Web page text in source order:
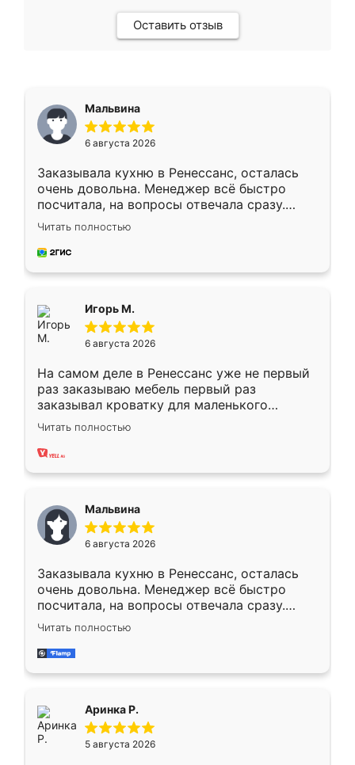
Оставить отзыв
Мальвина
6 августа 2026
Заказывала кухню в Ренессанс, осталась
очень довольна. Менеджер всё быстро
посчитала, на вопросы отвечала сразу.
Замерщик приехал в субботу, подошёл к
делу со всей ответственностью. Собрали
за день, ребята работали аккуратно, даже
Читать полностью
Игорь М.
6 августа 2026
На самом деле в Ренессанс уже не первый
раз заказываю мебель первый раз
заказывал кроватку для маленького
ребёнка при его рождении ,во второй раз
заказал шкаф-купе. По качеству очень
хорошее сборка достаточно быстрая,
меньше, здесь же он более разнообразный.
Мне нравится ,если что-то потребуется из
мебели буду заказывать только здесь.
Читать полностью
Мальвина
6 августа 2026
Заказывала кухню в Ренессанс, осталась
очень довольна. Менеджер всё быстро
посчитала, на вопросы отвечала сразу.
Замерщик приехал в субботу, подошёл к
делу со всей ответственностью. Собрали
за день, ребята работали аккуратно, даже
Читать полностью
Аринка Р.
5 августа 2026